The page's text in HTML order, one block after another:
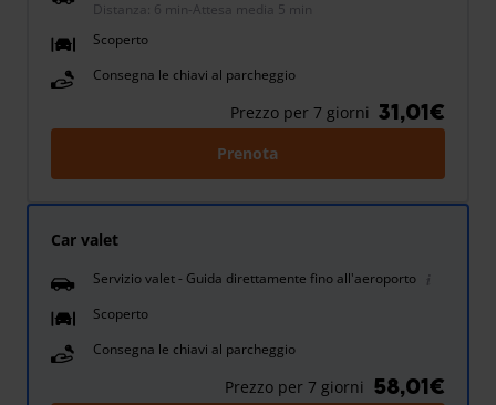
Distanza: 6 min
Attesa media 5 min
Scoperto
Consegna le chiavi al parcheggio
Prezzo per 7 giorni 31,01€
Prenota
Car valet
Servizio valet - Guida direttamente fino all'aeroporto
Scoperto
Consegna le chiavi al parcheggio
Prezzo per 7 giorni 58,01€